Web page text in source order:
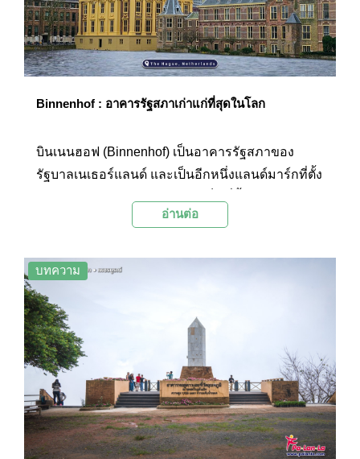
Binnenhof : อาคารรัฐสภาเก่าแก่ที่สุดในโลก
บินเนนฮอฟ (Binnenhof) เป็นอาคารรัฐสภาของ
รัฐบาลเนเธอร์แลนด์ และเป็นอีกหนึ่งแลนด์มาร์กที่ตั้ง
ต่างๆ และเป็นสำนักงานของรัฐบาลเนเธอร์แลนด์ที่
งบินเนนฮอฟสร้างขึ้นอย่างงดงามด้วยสไตล์โกธิค
ร่มรื่น เป็นอีกหนึ่งจุดชมเมืองและจุดถ่ายภาพของกรุง
เฮกที่ได้รับความนิยมเป็นอย่างมาก
อ่านต่อ
บทความ